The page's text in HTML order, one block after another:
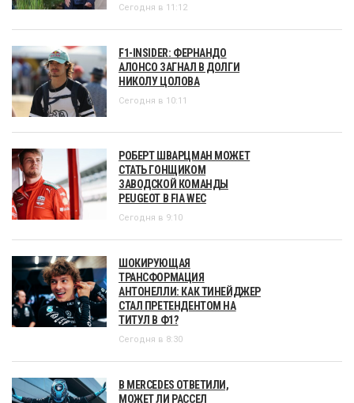
Сегодня в 11:12
F1-INSIDER: ФЕРНАНДО
АЛОНСО ЗАГНАЛ В ДОЛГИ
НИКОЛУ ЦОЛОВА
Сегодня в 10:11
РОБЕРТ ШВАРЦМАН МОЖЕТ
СТАТЬ ГОНЩИКОМ
ЗАВОДСКОЙ КОМАНДЫ
PEUGEOT В FIA WEC
Сегодня в 9:10
ШОКИРУЮЩАЯ
ТРАНСФОРМАЦИЯ
АНТОНЕЛЛИ: КАК ТИНЕЙДЖЕР
СТАЛ ПРЕТЕНДЕНТОМ НА
ТИТУЛ В Ф1?
Сегодня в 8:30
В MERCEDES ОТВЕТИЛИ,
МОЖЕТ ЛИ РАССЕЛ